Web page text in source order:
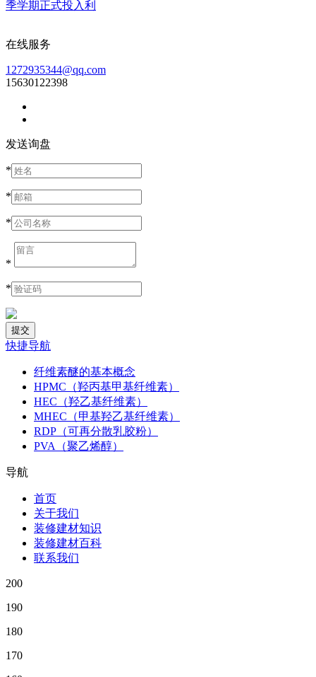
季学期正式投入利
在线服务
1272935344@qq.com
15630122398
发送询盘
*
*
*
*
*
快捷导航
纤维素醚的基本概念
HPMC（羟丙基甲基纤维素）
HEC（羟乙基纤维素）
MHEC（甲基羟乙基纤维素）
RDP（可再分散乳胶粉）
PVA（聚乙烯醇）
导航
首页
关于我们
装修建材知识
装修建材百科
联系我们
200
190
180
170